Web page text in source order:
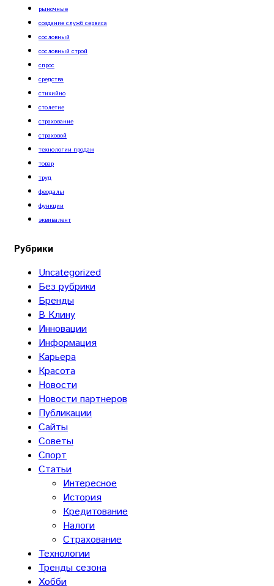
рыночные
создание служб сервиса
сословный
сословный строй
спрос
средства
стихийно
столетие
страхование
страховой
технологии продаж
товар
труд
феодалы
функции
эквивалент
Рубрики
Uncategorized
Без рубрики
Бренды
В Клину
Инновации
Информация
Карьера
Красота
Новости
Новости партнеров
Публикации
Сайты
Советы
Спорт
Статьи
Интересное
История
Кредитование
Налоги
Страхование
Технологии
Тренды сезона
Хобби